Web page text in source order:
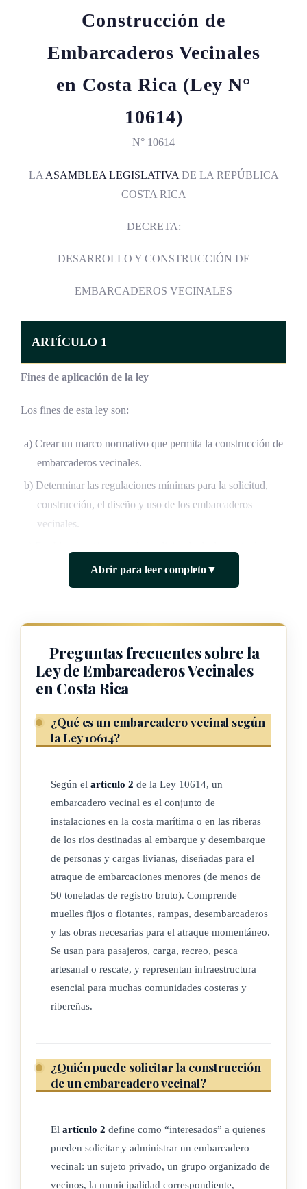
Construcción de
Embarcaderos Vecinales
en Costa Rica (Ley N°
10614)
N° 10614
LA ASAMBLEA LEGISLATIVA DE LA REPÚBLICA
COSTA RICA
DECRETA:
DESARROLLO Y CONSTRUCCIÓN DE
EMBARCADEROS VECINALES
ARTÍCULO 1
Fines de aplicación de la ley
Los fines de esta ley son:
a) Crear un marco normativo que permita la construcción de
embarcaderos vecinales.
b) Determinar las regulaciones mínimas para la solicitud,
construcción, el diseño y uso de los embarcaderos
vecinales.
interés para construir un embarcadero vecinal.
d) Autorizar el otorgamiento de concesiones para la
ARTÍCULO 2
Definiciones
a) Declaratoria de interés público: pronunciamiento,
manifestación o resolución formal del
orden moral o material, a la totalidad o mayoría de
individuos que integran una comunidad.
b) Embarcaciones menores: embarcaciones con un tonelaje
de registro bruto menor de 50 toneladas (TRB).
c) Embarcadero vecinal: conjunto de instalaciones en la
costa marítima o riberas fluviales para el embarque y
desembarque de personas y cargas livianas, diseñadas
para servicio de atraque de embarcaciones menores,
inscritas en el Registro de Bienes Muebles del
Nacional, como de pasajeros, carga, recreo, particular,
pesca artesanal o rescate.
Se consideran partes de un embarcadero vecinal las
otras obras necesarias, a fin de permitir el atraque
momentáneo de embarcaciones.
de vecinos, la municipalidad correspondiente,
organizaciones sociales, una ONG, una institución
Abrir para leer completo▼
Preguntas frecuentes sobre la
Ley de Embarcaderos Vecinales
en Costa Rica
¿Qué es un embarcadero vecinal según
la Ley 10614?
Según el artículo 2 de la Ley 10614, un
embarcadero vecinal es el conjunto de
instalaciones en la costa marítima o en las riberas
de los ríos destinadas al embarque y desembarque
de personas y cargas livianas, diseñadas para el
atraque de embarcaciones menores (de menos de
50 toneladas de registro bruto). Comprende
muelles fijos o flotantes, rampas, desembarcaderos
y las obras necesarias para el atraque momentáneo.
Se usan para pasajeros, carga, recreo, pesca
artesanal o rescate, y representan infraestructura
esencial para muchas comunidades costeras y
ribereñas.
¿Quién puede solicitar la construcción
de un embarcadero vecinal?
El artículo 2 define como “interesados” a quienes
pueden solicitar y administrar un embarcadero
vecinal: un sujeto privado, un grupo organizado de
vecinos, la municipalidad correspondiente,